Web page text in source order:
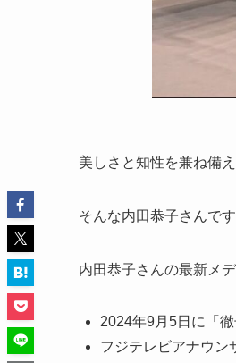
美しさと知性を兼ね備
そんな内田恭子さんで
内田恭子さんの最新メ
2024年9月5日に「
フジテレビアナウン